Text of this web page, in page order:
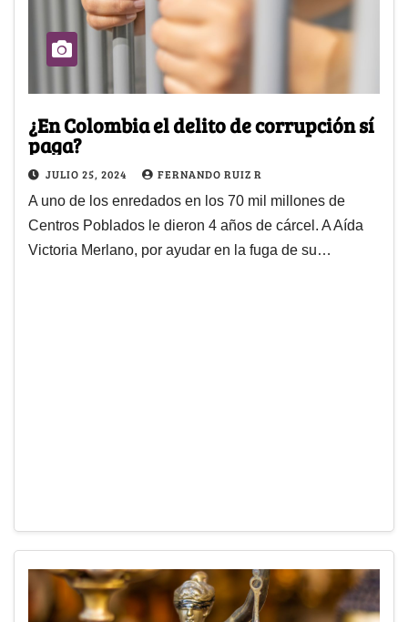
¿En Colombia el delito de corrupción sí
paga?
JULIO 25, 2024 FERNANDO RUIZ R
A uno de los enredados en los 70 mil millones de
Centros Poblados le dieron 4 años de cárcel. A Aída
Victoria Merlano, por ayudar en la fuga de su…